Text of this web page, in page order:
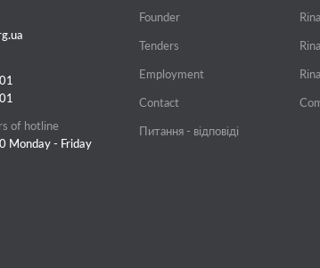
of hotline
Monday - Friday
Founder
Tenders
Employment
Contact
Питання - відповіді